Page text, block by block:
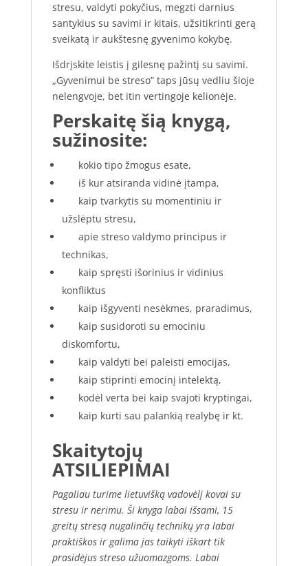
stresu, valdyti pokyčius, megzti darnius
santykius su savimi ir kitais, užsitikrinti gerą
sveikatą ir aukštesnę gyvenimo kokybę.
Išdrįskite leistis į gilesnę pažintį su savimi.
„Gyvenimui be streso” taps jūsų vedliu šioje
nelengvoje, bet itin vertingoje kelionėje.
Perskaitę šią knygą,
sužinosite:
kokio tipo žmogus esate,
iš kur atsiranda vidinė įtampa,
kaip tvarkytis su momentiniu ir
užslėptu stresu,
apie streso valdymo principus ir
technikas,
kaip spręsti išorinius ir vidinius
konfliktus
kaip išgyventi nesėkmes, praradimus,
kaip susidoroti su emociniu
diskomfortu,
kaip valdyti bei paleisti emocijas,
kaip stiprinti emocinį intelektą,
kodėl verta bei kaip svajoti kryptingai,
kaip kurti sau palankią realybę ir kt.
Skaitytojų
ATSILIEPIMAI
Pagaliau turime lietuvišką vadovėlį kovai su
stresu ir nerimu. Ši knyga labai išsami, 15
greitų stresą nugalinčių technikų yra labai
praktiškos ir galima jas taikyti iškart tik
prasidėjus streso užuomazgoms. Labai